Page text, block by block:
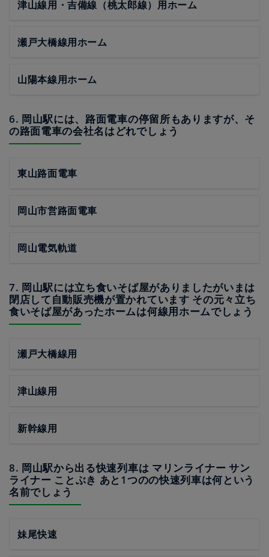
津山線用・吉備線（桃太郎線）用ホーム
瀬戸大橋線用ホーム
山陽本線用ホーム
6. 岡山駅には、路面電車の停留所もありますが、そ
の路面電車の会社名はどれでしょう
東山路面電車
岡山市営路面電車
岡山電気軌道
7. 岡山駅には立ち食いそば屋がありましたがいまは
閉店して自動販売機が置かれています その元々立ち
食いそば屋があったホームは何線用ホームでしょう
瀬戸大橋線用
津山線用
新幹線用
8. 岡山駅から出る快速列車は マリンライナー サン
ライナー ことぶき あと1つのの快速列車は何という
名前でしょう
妹尾快速